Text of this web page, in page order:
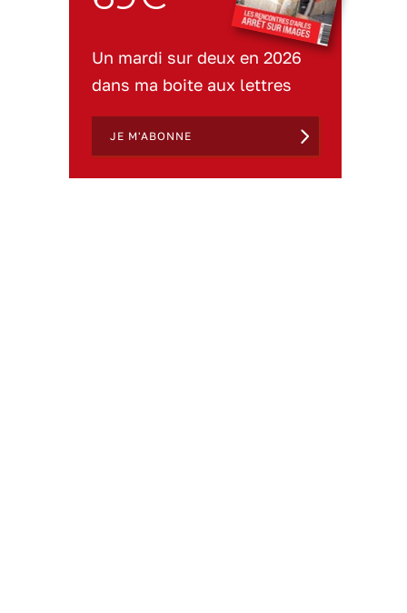
Un mardi sur deux en 2026
dans ma boite aux lettres
JE M'ABONNE